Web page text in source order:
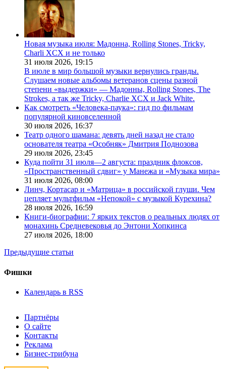
Новая музыка июля: Мадонна, Rolling Stones, Tricky,
Charli XCX и не только
31 июля 2026, 19:15
В июле в мир большой музыки вернулись гранды.
Слушаем новые альбомы ветеранов сцены разной
степени «выдержки» — Мадонны, Rolling Stones, The
Strokes, а так же Tricky, Charlie XCX и Jack White.
Как смотреть «Человека-паука»: гид по фильмам
популярной киновселенной
30 июля 2026, 16:37
Театр одного шамана: девять дней назад не стало
основателя театра «Особняк» Дмитрия Поднозова
29 июля 2026, 23:45
Куда пойти 31 июля—2 августа: праздник флоксов,
«Пространственный сдвиг» у Манежа и «Музыка мира»
31 июля 2026, 08:00
Линч, Кортасар и «Матрица» в российской глуши. Чем
цепляет мультфильм «Непокой» с музыкой Курехина?
28 июля 2026, 16:59
Книги-биографии: 7 ярких текстов о реальных людях от
монахинь Средневековья до Энтони Хопкинса
27 июля 2026, 18:00
Предыдущие статьи
Фишки
Календарь в RSS
Партнёры
О сайте
Контакты
Реклама
Бизнес-трибуна